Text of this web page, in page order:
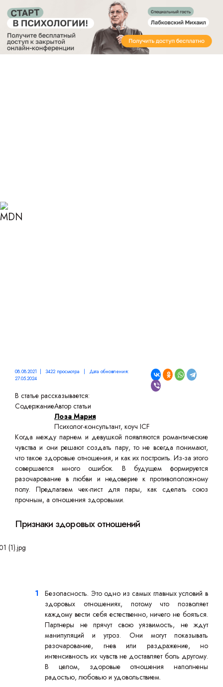
08.08.2021 | 3422 просмотра | Дата обновления:
27.05.2024
В статье рассказывается:
СодержаниеАвтор статьи
Лоза Мария
Психолог-консультант, коуч ICF
Когда между парнем и девушкой появляются романтические
чувства и они решают создать пару, то не всегда понимают,
что такое здоровые отношения, и как их построить. Из-за этого
совершается много ошибок. В будущем формируется
разочарование в любви и недоверие к противоположному
полу. Предлагаем чек-лист для пары, как сделать союз
прочным, а отношения здоровыми.
Признаки здоровых отношений
Безопасность. Это одно из самых главных условий в
здоровых отношениях, потому что позволяет
каждому вести себя естественно, ничего не бояться.
Партнеры не прячут свою уязвимость, не ждут
манипуляций и угроз. Они могут показывать
разочарование, гнев или раздражение, но
интенсивность их чувств не доставляет боль другому.
В целом, здоровые отношения наполнены
радостью, любовью и удовольствием.